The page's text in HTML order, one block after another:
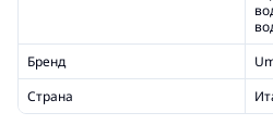
Бренд
Страна